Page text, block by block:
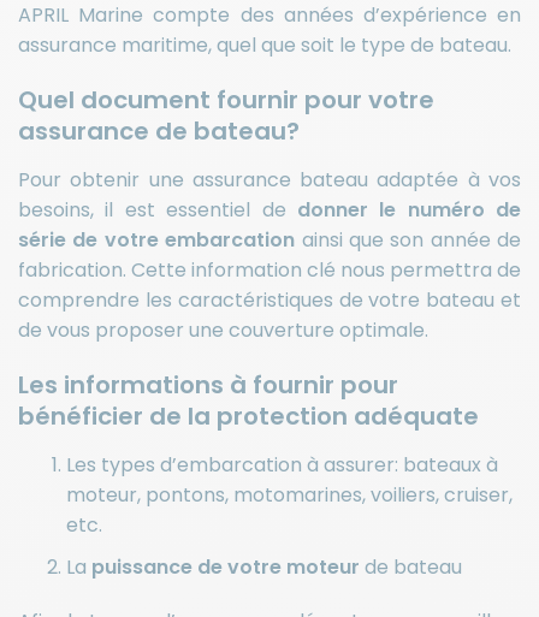
APRIL Marine compte des années d’expérience en
assurance maritime, quel que soit le type de bateau.
Quel document fournir pour votre
assurance de bateau?
Pour obtenir une assurance bateau adaptée à vos
besoins, il est essentiel de donner le numéro de
série de votre embarcation ainsi que son année de
fabrication. Cette information clé nous permettra de
comprendre les caractéristiques de votre bateau et
de vous proposer une couverture optimale.
Les informations à fournir pour
bénéficier de la protection adéquate
Les types d’embarcation à assurer: bateaux à
moteur, pontons, motomarines, voiliers, cruiser,
etc.
La puissance de votre moteur de bateau